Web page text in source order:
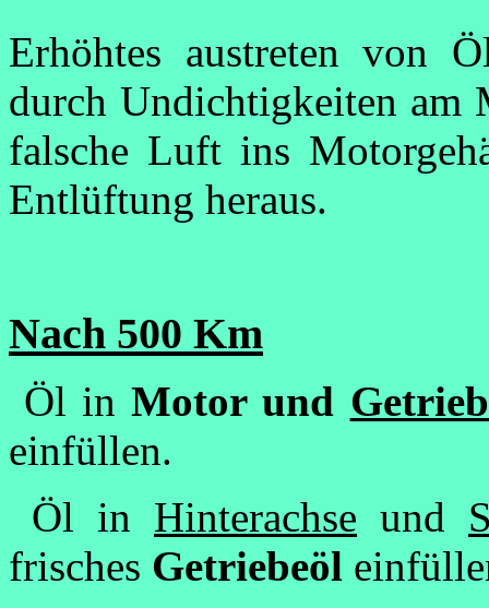
Erhöhtes austreten von
durch Undichtigkeiten am
falsche Luft ins
Entlüftung heraus.
Nach 500 Km
Öl inMotor und
einfüllen.
Öl in Hinterachse und
frisches Getriebeöl